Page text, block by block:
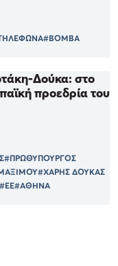
#ΒΟΜΒΑ
Δούκα: στο
προεδρία του
#ΠΡΩΘΥΠΟΥΡΓΟΣ
#ΧΑΡΗΣ ΔΟΥΚΑΣ
#ΕΕ#ΑΘΗΝΑ